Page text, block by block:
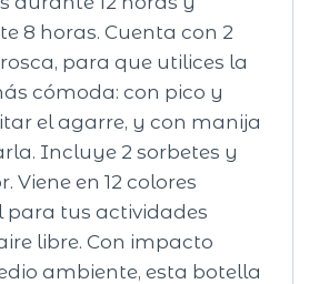
8 horas. Cuenta con 2
para que utilices la
cómoda: con pico y
el agarre, y con manija
Incluye 2 sorbetes y
Viene en 12 colores
para tus actividades
libre. Con impacto
ambiente, esta botella